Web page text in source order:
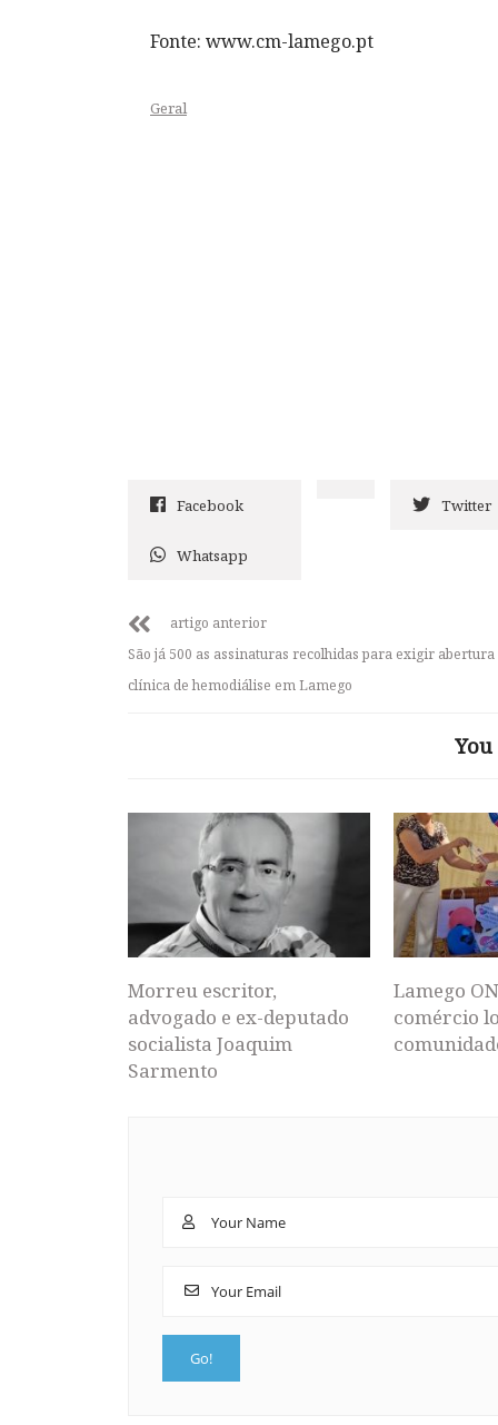
Fonte: www.cm-lamego.pt
Geral
Facebook Twitter
Whatsapp
artigo anterior
São já 500 as assinaturas recolhidas para exigir abertura
clínica de hemodiálise em Lamego
Morreu escritor,
advogado e ex-deputado
socialista Joaquim
Sarmento
Lamego
comércio